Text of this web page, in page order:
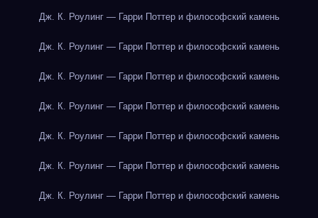
Дж. К. Роулинг — Гарри Поттер и философский камень
Дж. К. Роулинг — Гарри Поттер и философский камень
Дж. К. Роулинг — Гарри Поттер и философский камень
Дж. К. Роулинг — Гарри Поттер и философский камень
Дж. К. Роулинг — Гарри Поттер и философский камень
Дж. К. Роулинг — Гарри Поттер и философский камень
Дж. К. Роулинг — Гарри Поттер и философский камень